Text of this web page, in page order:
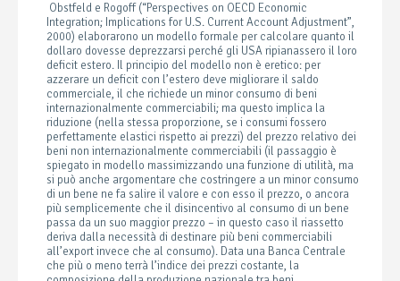
Obstfeld e Rogoff (“Perspectives on OECD Economic
Integration; Implications for U.S. Current Account Adjustment”,
2000) elaborarono un modello formale per calcolare quanto il
dollaro dovesse deprezzarsi perché gli USA ripianassero il loro
deficit estero. Il principio del modello non è eretico: per
azzerare un deficit con l’estero deve migliorare il saldo
commerciale, il che richiede un minor consumo di beni
internazionalmente commerciabili; ma questo implica la
riduzione (nella stessa proporzione, se i consumi fossero
perfettamente elastici rispetto ai prezzi) del prezzo relativo dei
beni non internazionalmente commerciabili (il passaggio è
spiegato in modello massimizzando una funzione di utilità, ma
si può anche argomentare che costringere a un minor consumo
di un bene ne fa salire il valore e con esso il prezzo, o ancora
più semplicemente che il disincentivo al consumo di un bene
passa da un suo maggior prezzo – in questo caso il riassetto
deriva dalla necessità di destinare più beni commerciabili
all’export invece che al consumo). Data una Banca Centrale
che più o meno terrà l’indice dei prezzi costante, la